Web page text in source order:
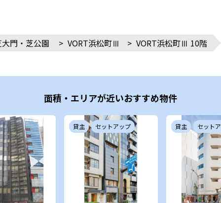
門・芝公園 > VORT浜松町Ⅲ > VORT浜松町Ⅲ 10階
面積・エリアが近いおすすめ物件
貸主 セットアップ 貸主 セット